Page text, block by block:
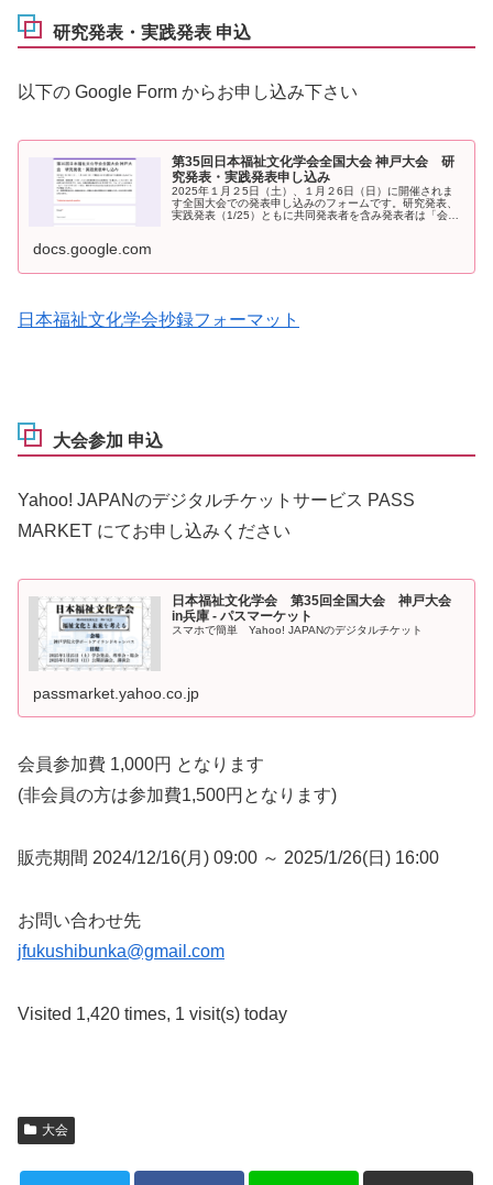
研究発表・実践発表 申込
以下の Google Form からお申し込み下さい
第35回日本福祉文化学会全国大会 神戸大会 研
究発表・実践発表申し込み
2025年１月２5日（土）、１月２6日（日）に開催されま
す全国大会での発表申し込みのフォームです。研究発表、
実践発表（1/25）ともに共同発表者を含み発表者は「会員
docs.google.com
日本福祉文化学会抄録フォーマット
大会参加 申込
Yahoo! JAPANのデジタルチケットサービス PASS
MARKET にてお申し込みください
日本福祉文化学会 第35回全国大会 神戸大会
in兵庫 - パスマーケット
スマホで簡単 Yahoo! JAPANのデジタルチケット
passmarket.yahoo.co.jp
会員参加費 1,000円 となります
(非会員の方は参加費1,500円となります)
販売期間 2024/12/16(月) 09:00 ～ 2025/1/26(日) 16:00
お問い合わせ先
jfukushibunka@gmail.com
Visited 1,420 times, 1 visit(s) today
大会